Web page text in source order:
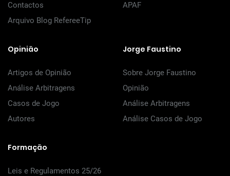
Contactos
Arquivo Blog RefereeTip
APAF
Opinião
Artigos de Opinião
Análise Arbitragens
Casos de Jogo
Autores
Jorge Faustino
Sobre Jorge Faustino
Opinião
Análise Arbitragens
Análise Casos de Jogo
Formação
Leis e Regulamentos 25/26